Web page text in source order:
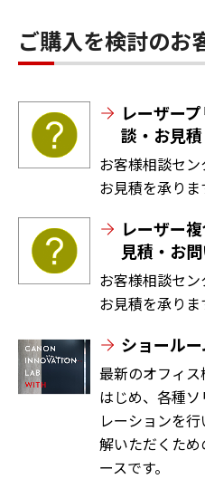
ご購入を検討のお
レーザー
談・お見
お客様相談セン
お見積を承りま
レーザー
見積・お
お客様相談セン
お見積を承りま
ショール
最新のオフィ
はじめ、各種
レーションを
解いただくた
ースです。